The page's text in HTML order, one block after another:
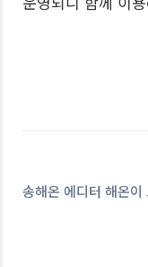
송해온 에디터 해온이